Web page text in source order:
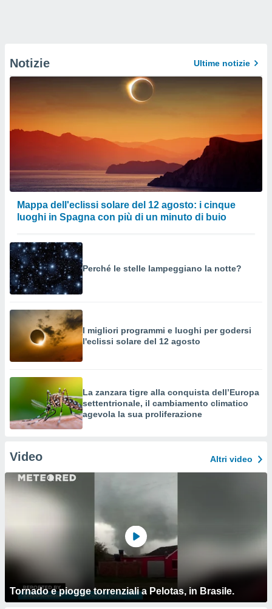
Notizie Ultime notizie
Mappa dell'eclissi solare del 12 agosto: i cinque
luoghi in Spagna con più di un minuto di buio
Perché le stelle lampeggiano la notte?
I migliori programmi e luoghi per godersi
l'eclissi solare del 12 agosto
La zanzara tigre alla conquista dell’Europa
settentrionale, il cambiamento climatico
agevola la sua proliferazione
Video Altri video
Tornado e piogge torrenziali a Pelotas, in Brasile.